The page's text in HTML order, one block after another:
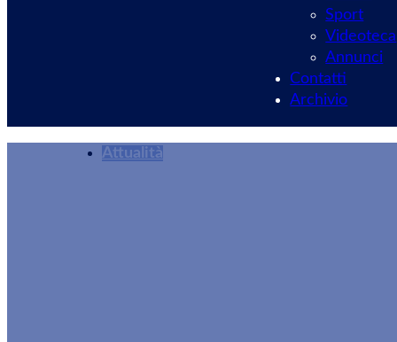
Sport
Videoteca
Annunci
Contatti
Archivio
Attualità